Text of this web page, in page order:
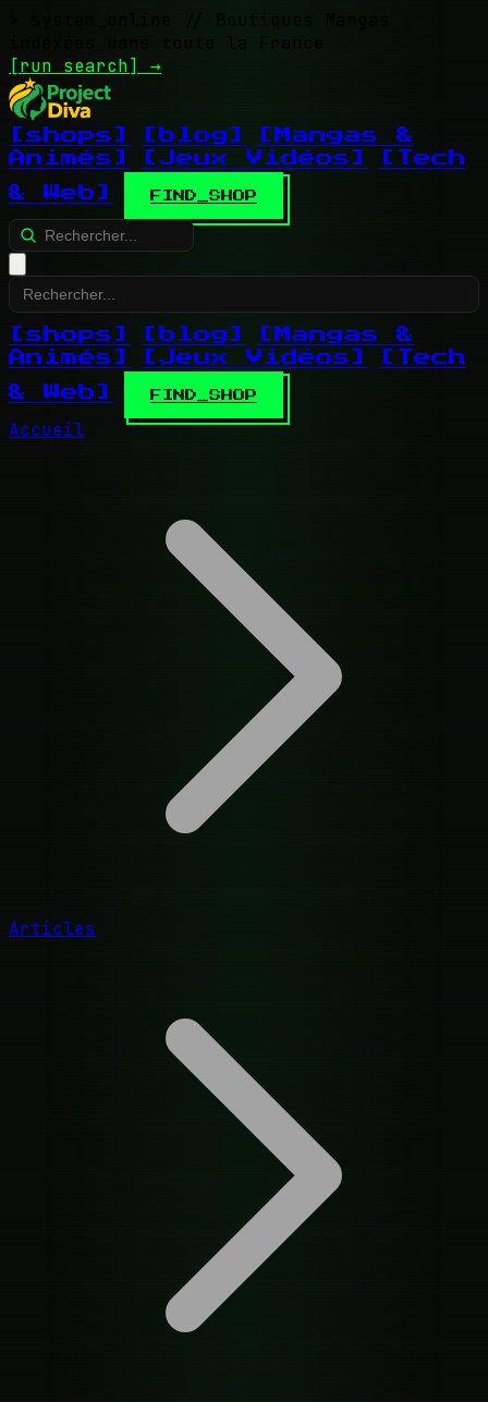
// Boutiques Mangas
indexées dans toute la France
[run search] →
[shops] [blog]
[Mangas &
Animés]
[Jeux Vidéos]
[Tech
& Web]
FIND_SHOP
[shops] [blog]
[Mangas &
Animés]
[Jeux Vidéos]
[Tech
& Web]
FIND_SHOP
Accueil
Articles